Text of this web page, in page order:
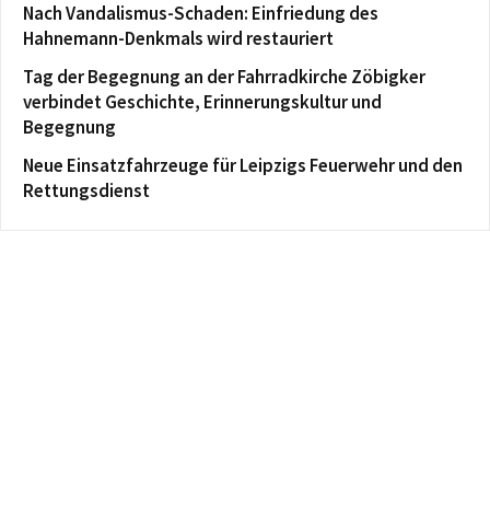
Nach Vandalismus-Schaden: Einfriedung des
Hahnemann-Denkmals wird restauriert
Tag der Begegnung an der Fahrradkirche Zöbigker
verbindet Geschichte, Erinnerungskultur und
Begegnung
Neue Einsatzfahrzeuge für Leipzigs Feuerwehr und den
Rettungsdienst